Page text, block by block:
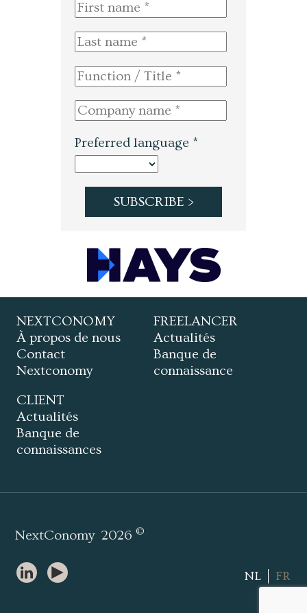
Preferred language *
NEXTCONOMY
À propos de nous
Contact
Nextconomy
FREELANCER
Actualités
Banque de
connaissance
CLIENT
Actualités
Banque de
connaissances
NextConomy 2026©
NL FR